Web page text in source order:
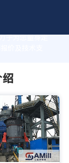
于为您量身定
价及技术支